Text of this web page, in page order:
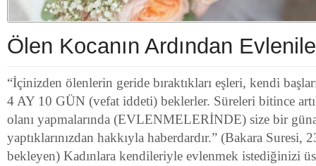
Ölen Kocanın Ardından
“İçinizden ölenlerin geride bıraktıkları eşleri, kendi
4 AY 10 GÜN (vefat iddeti) beklerler. Süreleri bitince
olanı yapmalarında (EVLENMELERİNDE) size bir
yaptıklarınızdan hakkıyla haberdardır.” (Bakara Suresi,
bekleyen) Kadınlara kendileriyle evlenmek istediğinizi